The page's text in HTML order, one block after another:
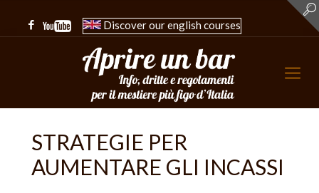
Discover our english courses
STRATEGIE PER
AUMENTARE GLI INCASSI